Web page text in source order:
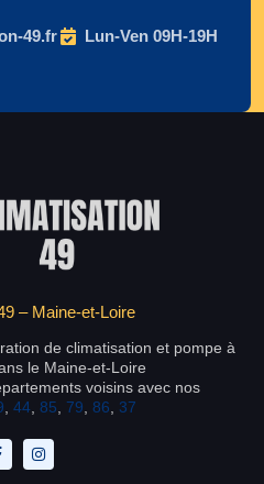
49.fr Lun-Ven 09H-19H
– Maine-et-Loire
de climatisation et pompe à
le Maine-et-Loire
voisins avec nos
44 85 79 86 37